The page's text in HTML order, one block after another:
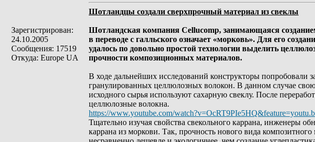
Зарегистрирован:
24.10.2005
Сообщения: 17519
Откуда: Europe UA
Шотландцы создали сверхпрочный материал из свеклы
Шотландская компания Cellucomp, занимающаяся
в переводе с галльского означает «морковь». Для его
удалось по довольно простой технологии выделить
прочности композиционных материалов.
В ходе дальнейших исследований конструкторы попробовали
гранулированных целлюлозных волокон. В данном случае
исходного сырья используют сахарную свеклу. После
целлюлозные волокна.
https://www.youtube.com/
Тщательно изучая свойства свекольного каррана, инженеры
каррана из моркови. Так, прочность нового вида